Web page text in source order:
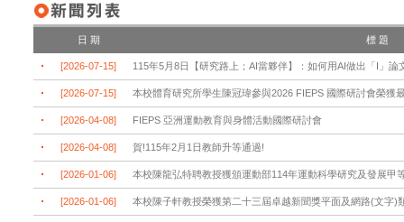
日 期 標 題
[2026-07-15] 115年5月8日【研究路上；AI當夥伴】：如何用AI做出「I」論
[2026-07-15] 本校體育研究所學生陳冠瑋參與2026 FIEPS 國際研討會榮獲
[2026-04-08] FIEPS 亞洲運動教育與身體活動國際研討會
[2026-04-08] 賀!115年2月1日教師升等通過!
[2026-01-06] 本校陳龍弘特聘教授獲頒運動部114年運動科學研究及發展甲
[2026-01-06] 本校陳子軒教授榮獲第二十三屆卓越新聞獎平面及網路(文字)